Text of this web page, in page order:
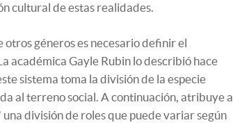
cultural de estas realidades.
géneros es necesario definir el
académica Gayle Rubin lo describió hace
sistema toma la división de la especie
al terreno social. A continuación, atribuye a
división de roles que puede variar según